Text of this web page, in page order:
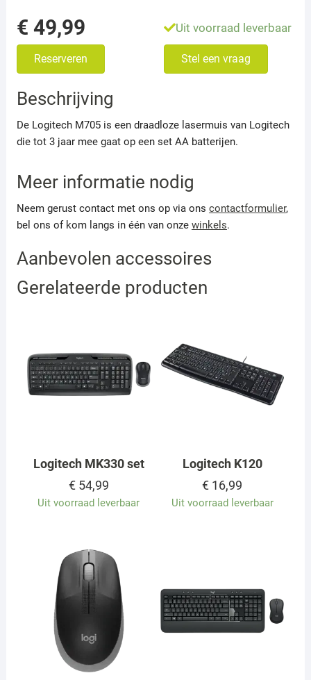
€ 49,99 Uit voorraad leverbaar
Reserveren Stel een vraag
Beschrijving
De Logitech M705 is een draadloze lasermuis van Logitech
die tot 3 jaar mee gaat op een set AA batterijen.
Meer informatie nodig
Neem gerust contact met ons op via ons contactformulier,
bel ons of kom langs in één van onze winkels.
Aanbevolen accessoires
Gerelateerde producten
Logitech MK330 set
€54,99
Uit voorraad leverbaar
Logitech K120
€ 16,99
Uit voorraad leverbaar